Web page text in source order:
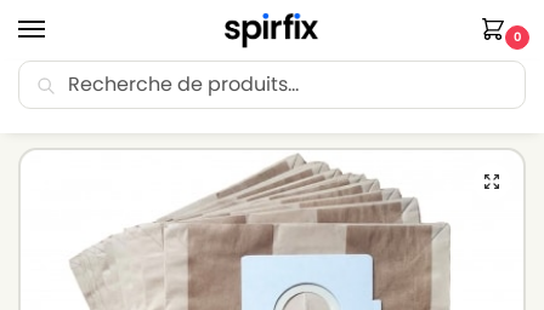
0
🚚 Livraison Point Relais offerte dès 30€ d’achat.